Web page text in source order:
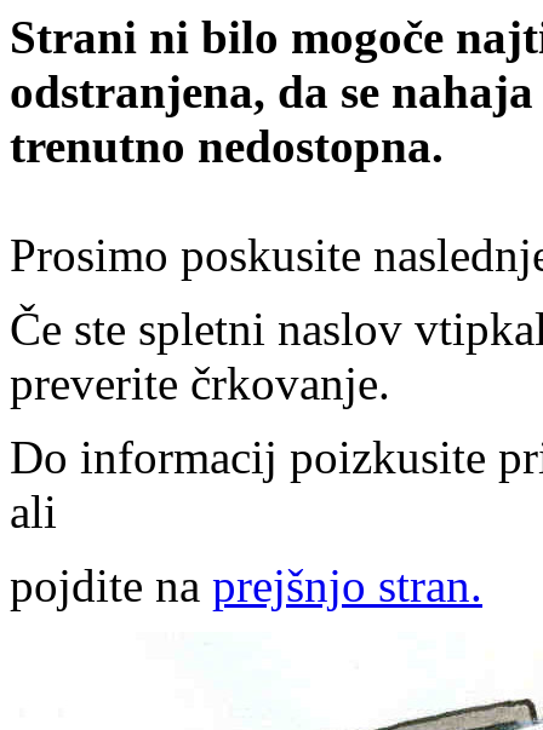
Strani ni bilo mogoče
odstranjena, da se
trenutno nedostopna.
Prosimo poskusite
Če ste spletni naslov
preverite črkovanje.
Do informacij poizkusite
ali
pojdite na prejšnjo stran.